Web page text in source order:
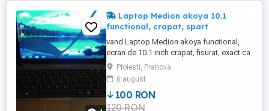
Laptop Medion akoya 10.1
functional, crapat, spart
vand Laptop Medion akoya functional,
ecran de 10.1 inch crapat, fisurat, exact ca
in poze complet, perfect functional (nu
mai stiu daca tastatura merge toata) nu
are bateria, carcasa ei este goala Fara
incarcator poze reale import sh germania
Ploiesti, Prahova
6 august
100 RON
120 RON